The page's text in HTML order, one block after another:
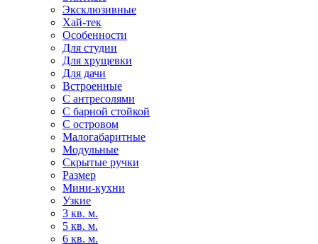
Эксклюзивные
Хай-тек
Особенности
Для студии
Для хрущевки
Для дачи
Встроенные
С антресолями
С барной стойкой
С островом
Малогабаритные
Модульные
Скрытые ручки
Размер
Мини-кухни
Узкие
3 кв. м.
5 кв. м.
6 кв. м.